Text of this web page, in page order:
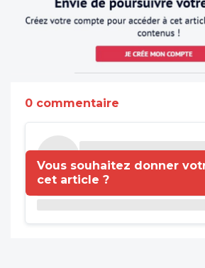
0 commentaire
Vous souhaitez donner
cet article ?